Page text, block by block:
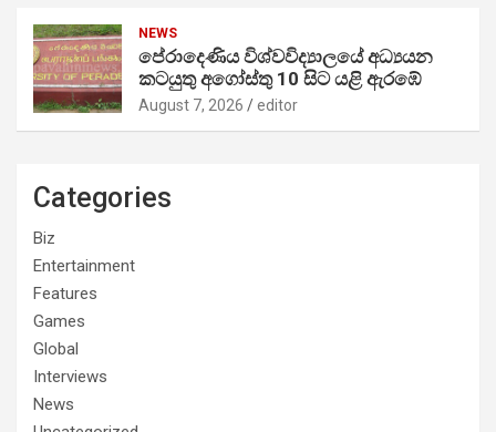
NEWS
පේරාදෙණිය විශ්වවිද්‍යාලයේ අධ්‍යයන
කටයුතු අගෝස්තු 10 සිට යළි ඇරඹේ
August 7, 2026 editor
Categories
Biz
Entertainment
Features
Games
Global
Interviews
News